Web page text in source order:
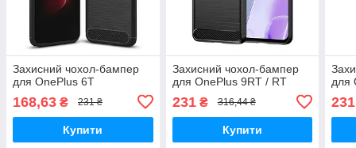
Захисний чохол-бампер
для OnePlus 6T
168,63 ₴ 231 ₴
Купити
Захисний чохол-бампер
для OnePlus 9RT / RT
231₴ 316,44 ₴
Купити
для
231